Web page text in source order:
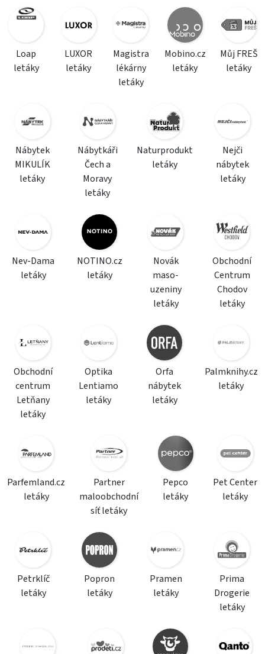
Loap
letáky
LUXOR
letáky
Magistra
lékárny
letáky
Mobino.cz
letáky
Můj FREŠ
letáky
Nábytek
MIKULÍK
letáky
Nábytkáři
Čech a
Moravy
letáky
Naturprodukt
letáky
Nejči
nábytek
letáky
Nev-Dama
letáky
NOTINO.cz
letáky
Novák
maso-
uzeniny
letáky
Obchodní
Centrum
Chodov
letáky
Obchodní
centrum
Letňany
letáky
Optika
Lentiamo
letáky
Orfa
nábytek
letáky
Palmknihy.cz
letáky
Parfemland.cz
letáky
Partner
maloobchodní
síť letáky
Pepco
letáky
Pet Center
letáky
Petrklíč
letáky
Popron
letáky
Pramen
letáky
Prima
Drogerie
letáky